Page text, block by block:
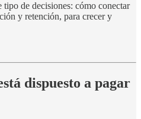
tipo de decisiones: cómo conectar
y retención, para crecer y
dispuesto a pagar